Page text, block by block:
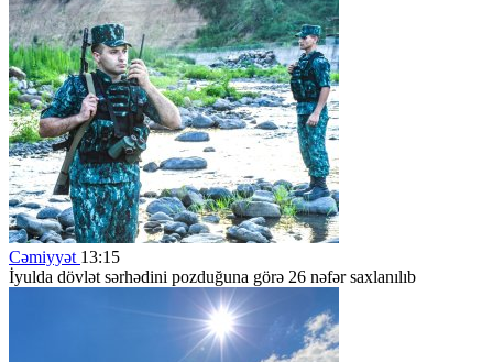
Cəmiyyət 13:15
İyulda dövlət sərhədini pozduğuna görə 26 nəfər saxlanılıb